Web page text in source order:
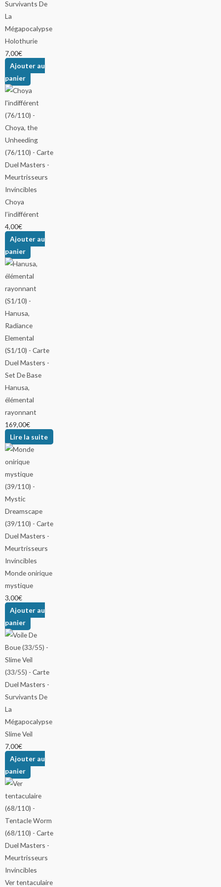
Holothurie
7,00€
Ajouter au
panier
Choya
l’indifférent
4,00€
Ajouter au
panier
Hanusa,
élémental
rayonnant
169,00€
Lire la suite
Monde onirique
mystique
3,00€
Ajouter au
panier
Slime Veil
7,00€
Ajouter au
panier
Ver tentaculaire